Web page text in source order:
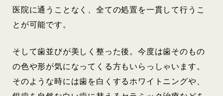
医院に通うことなく、全ての処置を一貫して行うこ
とが可能です。
そして歯並びが美しく整った後。今度は歯そのもの
の色や形が気になってくる方もいらっしゃいます。
そのような時には歯を白くするホワイトニングや、